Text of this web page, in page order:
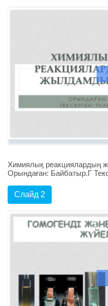
Химиялық реакциялардың
Орындаған: Байбатыр.Г
Слайд 2